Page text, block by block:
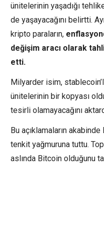
ünitelerinin yaşadığı
de yaşayacağını belirtti.
kripto paraların,
değişim aracı olarak
etti.
Milyarder isim,
ünitelerinin bir kopyası
tesirli olamayacağını
Bu açıklamaların
tenkit yağmuruna tuttu.
aslında Bitcoin olduğunu